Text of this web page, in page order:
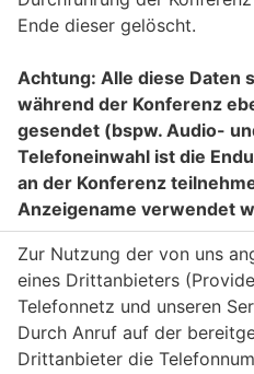
Ende dieser gelöscht.
Achtung: Alle diese Daten
während der Konferenz
gesendet (bspw. Audio-
Telefoneinwahl ist die
an der Konferenz
Anzeigename verwendet
Zur Nutzung der von uns
eines Drittanbieters
Telefonnetz und unseren
Durch Anruf auf der
Drittanbieter die